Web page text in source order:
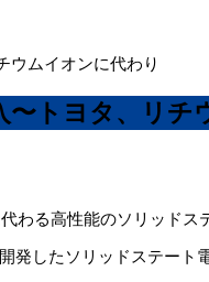
ウムイオンに代わり
トヨタ、リチ
る高性能のソリッドス
したソリッドステート